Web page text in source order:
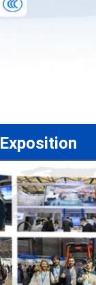
Exposition